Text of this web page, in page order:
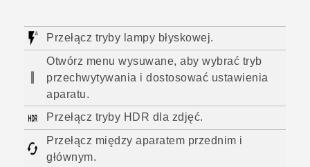
Przełącz tryby lampy błyskowej.
Otwórz menu wysuwane, aby wybrać tryb
przechwytywania i dostosować ustawienia
aparatu.
Przełącz tryby HDR dla zdjęć.
Przełącz między aparatem przednim i
głównym.